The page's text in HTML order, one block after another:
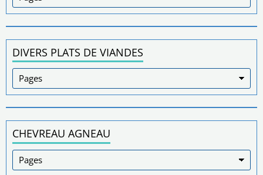
DIVERS PLATS DE VIANDES
CHEVREAU AGNEAU